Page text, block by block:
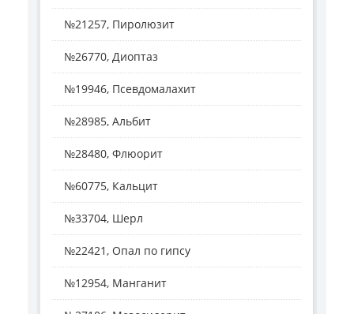
№21257, Пиролюзит
№26770, Диоптаз
№19946, Псевдомалахит
№28985, Альбит
№28480, Флюорит
№60775, Кальцит
№33704, Шерл
№22421, Опал по гипсу
№12954, Манганит